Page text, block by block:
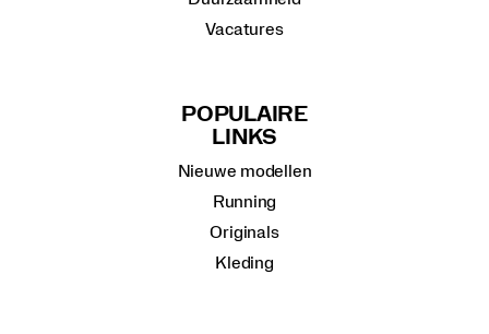
Vacatures
POPULAIRE
LINKS
Nieuwe modellen
Running
Originals
Kleding